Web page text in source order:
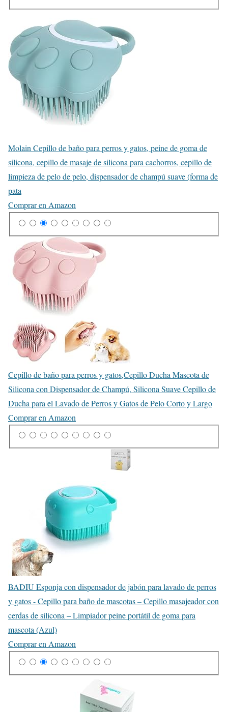
Molain Cepillo de baño para perros y gatos, peine de goma de
silicona, cepillo de masaje de silicona para cachorros, cepillo de
limpieza de pelo de pelo, dispensador de champú suave (forma de
pata
Comprar en Amazon
Cepillo de baño para perros y gatos,Cepillo Ducha Mascota de
Silicona con Dispensador de Champú, Silicona Suave Cepillo de
Ducha para el Lavado de Perros y Gatos de Pelo Corto y Largo
Comprar en Amazon
BADIU Esponja con dispensador de jabón para lavado de perros
y gatos - Cepillo para baño de mascotas – Cepillo masajeador con
cerdas de silicona – Limpiador peine portátil de goma para
mascota (Azul)
Comprar en Amazon